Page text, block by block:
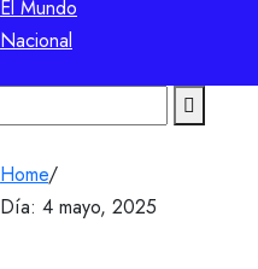
El Mundo
Nacional
Home/
Día: 4 mayo, 2025